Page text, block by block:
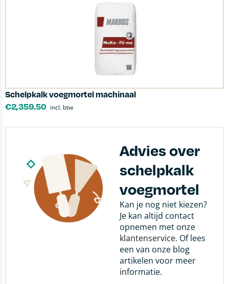
Schelpkalk voegmortel machinaal
€2,359.50 incl. btw
Advies over
schelpkalk
voegmortel
Kan je nog niet kiezen?
Je kan altijd contact
opnemen met onze
klantenservice. Of lees
een van onze blog
artikelen voor meer
informatie.